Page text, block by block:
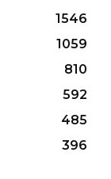
1546
1059
810
592
485
396